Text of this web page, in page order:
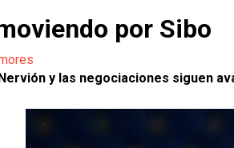
por Sibo
y las negociaciones siguen